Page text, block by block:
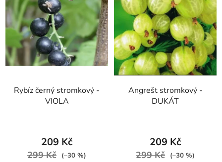
Rybíz černý stromkový -
VIOLA
209 Kč
299 Kč (–30 %)
Angrešt stromkový -
DUKÁT
209 Kč
299 Kč (–30 %)